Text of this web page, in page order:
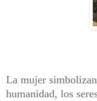
La mujer
humanidad, los